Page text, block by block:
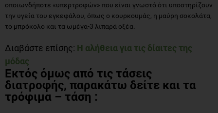
οποιωνδήποτε «υπερτροφών» που είναι γνωστό ότι υποστηρίζουν
την υγεία του εγκεφάλου, όπως ο κουρκουμάς, η μαύρη σοκολάτα,
το μπρόκολο και τα ωμέγα-3 λιπαρά οξέα.
Διαβάστε επίσης: Η αλήθεια για τις δίαιτες της
μόδας
Εκτός όμως από τις τάσεις
διατροφής, παρακάτω δείτε και τα
τρόφιμα – τάση :